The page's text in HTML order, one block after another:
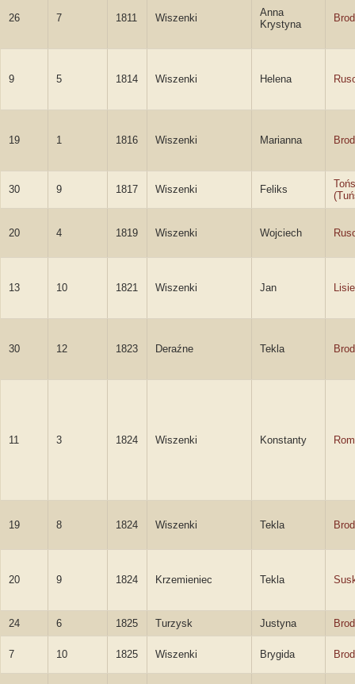
26 7 1811 Wiszenki
Anna
Krystyna
9 5 1814 Wiszenki Helena
19 1 1816 Wiszenki Marianna
30 9 1817 Wiszenki Feliks
20 4 1819 Wiszenki Wojciech
13 10 1821 Wiszenki Jan
30 12 1823 Deraźne Tekla
11 3 1824 Wiszenki Konstanty
19 8 1824 Wiszenki Tekla
20 9 1824 Krzemieniec Tekla
24 6 1825 Turzysk Justyna
7 10 1825 Wiszenki Brygida